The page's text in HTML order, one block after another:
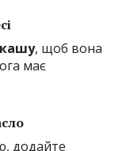
, щоб вона
має
додайте